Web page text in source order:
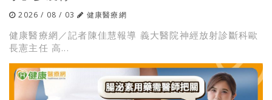
2026 / 08 / 03 健康醫療網
健康醫療網／記者陳佳慧報導 義大醫院神經放射診斷科歐
長憲主任 高...